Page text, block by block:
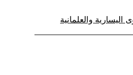
والعلمانية